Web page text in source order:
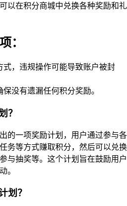
以在积分商城中兑换各种奖励和礼
：
式，违规操作可能导致账户被封
没有遗漏任何积分奖励。
？
的一项奖励计划，用户通过参与各
务等方式赚取积分，然后可以兑换
与抽奖等。这个计划旨在鼓励用户
。
划？